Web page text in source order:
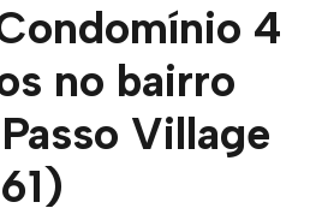
4
no bairro
Village